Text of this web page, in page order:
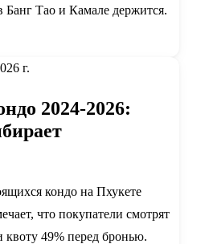
Банг Тао и Камале держится.
г.
2024-2026:
кондо на Пхукете
что покупатели смотрят
49% перед бронью.